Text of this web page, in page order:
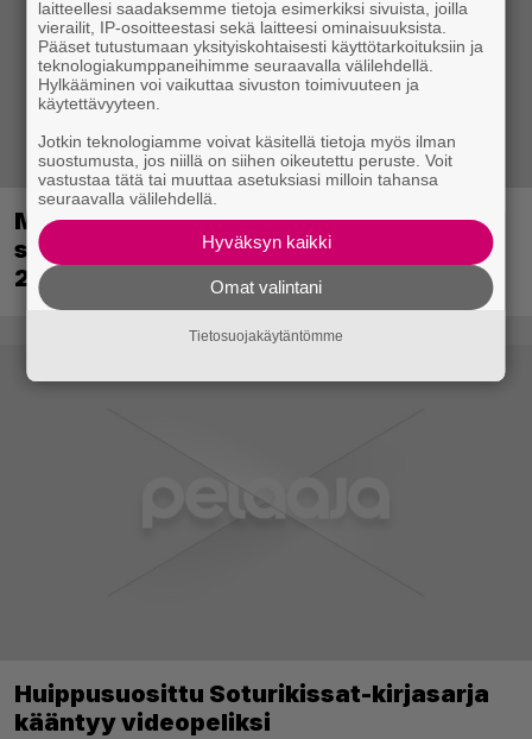
Metsästyssimulaattorin jatko-osa
saapuu ensi kuussa – Way of the Hunter
2 päivättiin
Huippusuosittu Soturikissat-kirjasarja
kääntyy videopeliksi
laitteellesi saadaksemme tietoja esimerkiksi sivuista, joilla
vierailit, IP-osoitteestasi sekä laitteesi ominaisuuksista.
Pääset tutustumaan yksityiskohtaisesti käyttötarkoituksiin ja
teknologiakumppaneihimme seuraavalla välilehdellä.
Hylkääminen voi vaikuttaa sivuston toimivuuteen ja
käytettävyyteen.
Jotkin teknologiamme voivat käsitellä tietoja myös ilman
suostumusta, jos niillä on siihen oikeutettu peruste. Voit
vastustaa tätä tai muuttaa asetuksiasi milloin tahansa
seuraavalla välilehdellä.
Hyväksyn kaikki
Omat valintani
Tietosuojakäytäntömme